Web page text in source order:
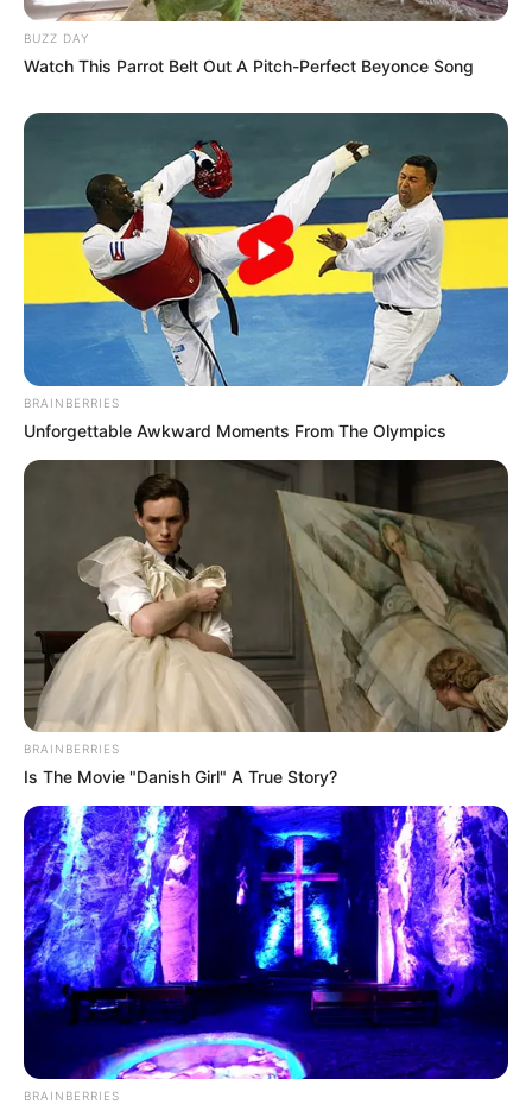
BUZZ DAY
Watch This Parrot Belt Out A Pitch-Perfect Beyonce Song
BRAINBERRIES
Unforgettable Awkward Moments From The Olympics
BRAINBERRIES
Is The Movie "Danish Girl" A True Story?
BRAINBERRIES